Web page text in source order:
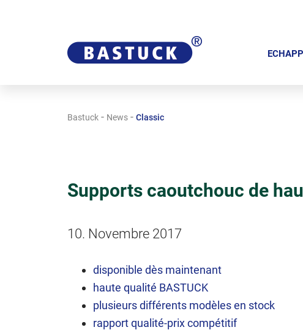
n
Bastuck - News - Classic
Supports caoutchouc de
10. Novembre 2017
disponible dès maintenant
haute qualité BASTUCK
plusieurs différents modèles en stock
rapport qualité-prix compétitif